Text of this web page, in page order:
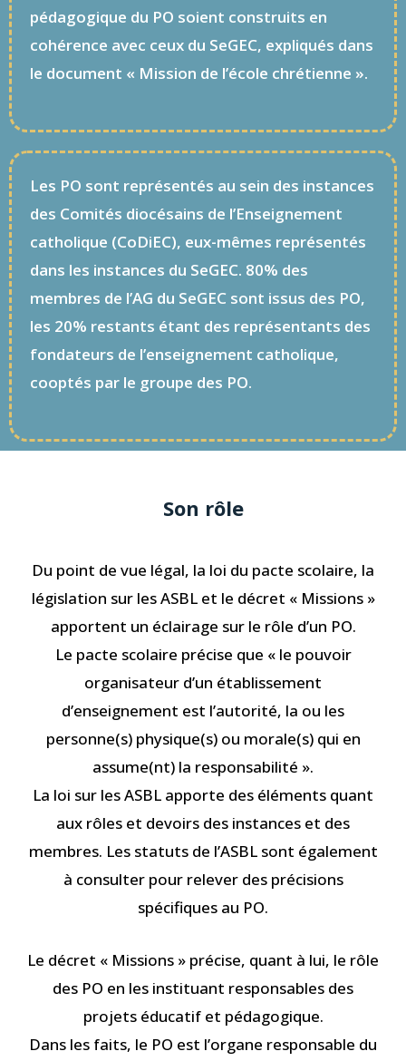
pédagogique du PO soient construits en
cohérence avec ceux du SeGEC, expliqués dans
le document « Mission de l’école chrétienne ».
Les PO sont représentés au sein des instances
des Comités diocésains de l’Enseignement
catholique (CoDiEC), eux-mêmes représentés
dans les instances du SeGEC. 80% des
membres de l’AG du SeGEC sont issus des PO,
les 20% restants étant des représentants des
fondateurs de l’enseignement catholique,
cooptés par le groupe des PO.
Son rôle
Du point de vue légal, la loi du pacte scolaire, la
législation sur les ASBL et le décret « Missions »
apportent un éclairage sur le rôle d’un PO.
Le pacte scolaire précise que « le pouvoir
organisateur d’un établissement
d’enseignement est l’autorité, la ou les
personne(s) physique(s) ou morale(s) qui en
assume(nt) la responsabilité ».
La loi sur les ASBL apporte des éléments quant
aux rôles et devoirs des instances et des
membres. Les statuts de l’ASBL sont également
à consulter pour relever des précisions
spécifiques au PO.
Le décret « Missions » précise, quant à lui, le rôle
des PO en les instituant responsables des
projets éducatif et pédagogique.
Dans les faits, le PO est l’organe responsable du